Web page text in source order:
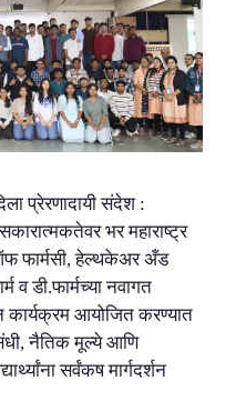
प्रेरणादायी संदेश :
भर महाराष्ट्र
फार्मसी, हेल्थकेअर अँड
व डी.फार्मच्या नवागत
कार्यक्रम आयोजित करण्यात
नैतिक मूल्ये आणि
सर्वंकष मार्गदर्शन